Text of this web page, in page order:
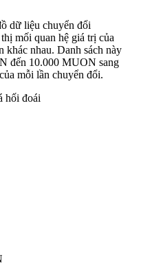
dữ liệu chuyển đổi
mối quan hệ giá trị của
nhau. Danh sách này
đến 10.000 MUON sang
mỗi lần chuyển đổi.
hối đoái